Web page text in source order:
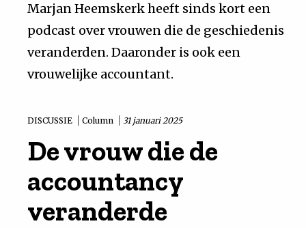
Magazine
Podcast
Nieuwsbrief
Contact
Marjan Heemskerk heeft sinds kort een
podcast over vrouwen die de geschiedenis
veranderden. Daaronder is ook een
vrouwelijke accountant.
DISCUSSIE Column 31 januari 2025
De vrouw die de
accountancy
veranderde